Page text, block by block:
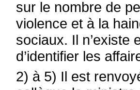
sur le nombre de
violence et à la
sociaux. Il n’existe
d’identifier les
2) à 5) Il est